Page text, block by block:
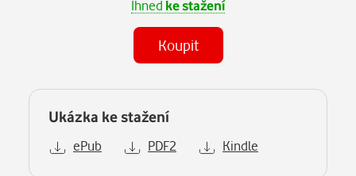
Ihned ke stažení
Koupit
Ukázka ke stažení
ePub PDF2 Kindle